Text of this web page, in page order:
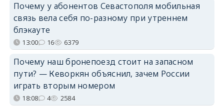
Почему у абонентов Севастополя мобильная
связь вела себя по-разному при утреннем
блэкауте
13:00 16 6379
Почему наш бронепоезд стоит на запасном
пути? — Кеворкян объяснил, зачем России
играть вторым номером
18:08 4 2584